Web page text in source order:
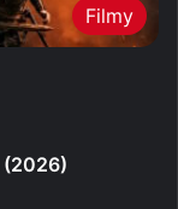
Filmy
(2026)